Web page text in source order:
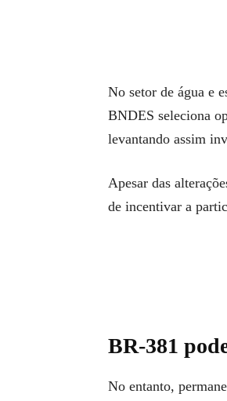
No setor de água e
BNDES seleciona
levantando assim
Apesar das
de incentivar a
BR-381
No entanto,